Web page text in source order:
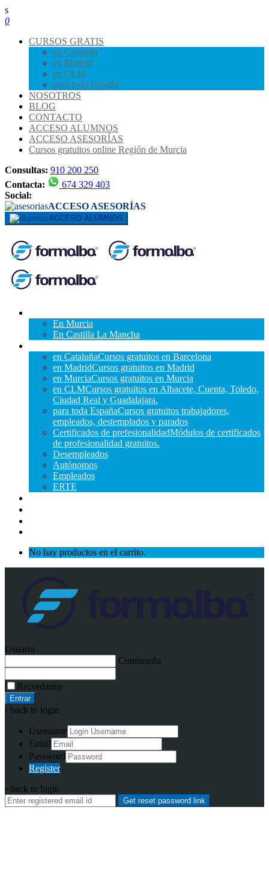
s
0
CURSOS GRATIS
en Cataluña
en Madrid
en CLM
para todo España
NOSOTROS
BLOG
CONTACTO
ACCESO ALUMNOS
ACCESO ASESORÍAS
Cursos gratuitos online Región de Murcia
Consultas: 910 200 250
Contacta:
674 329 403
Social:
ACCESO ASESORÍAS
ACCESO ALUMNOS
En Murcia
En Castilla La Mancha
en CataluñaCursos gratuitos en Barcelona
en MadridCursos gratuitos en Madrid
en MurciaCursos gratuitos en Murcia
en CLMCursos gratuitos en Albacete, Cuenta, Toledo,
Ciudad Real y Guadalajara.
para toda EspañaCursos gratuitos trabajadores,
empleados, destemplados y parados
Certificados de prefesionalidadMódulos de certificados
de profesionalidad gratuitos.
Desempleados
Autónomos
Empleados
ERTE
No hay productos en el carrito.
Usuario
Contraseña
Recordarme
‹ back to login
Username
Email
Password
Register
‹ back to login
Get reset password link